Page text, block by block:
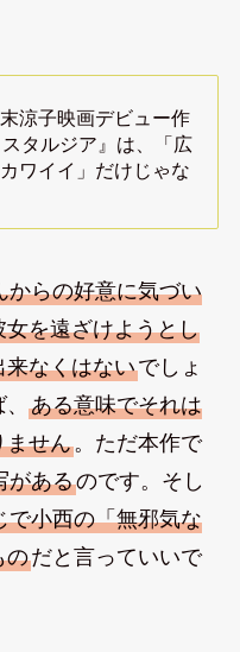
末涼子映画デビュー作
スタルジア』は、「広
ワイイ」だけじゃな
からの好意に気づい
を遠ざけようとし
来なくはないでしょ
ある意味でそれは
ません。ただ本作で
があるのです。そし
で小西の「無邪気な
のだと言っていいで